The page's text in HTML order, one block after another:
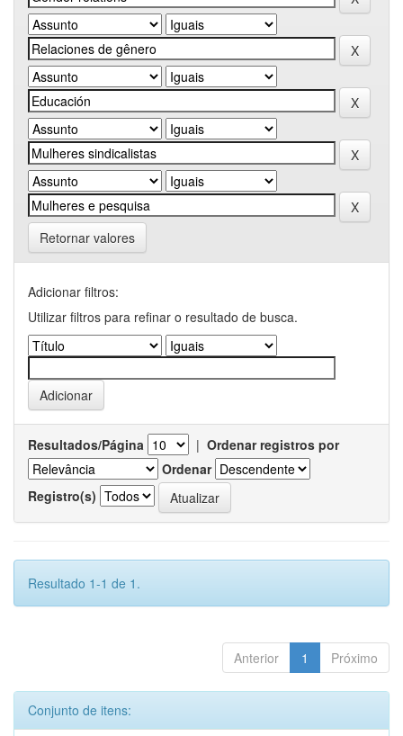
Retornar valores
Adicionar filtros:
Utilizar filtros para refinar o resultado de busca.
Resultados/Página | Ordenar registros por
Ordenar
Registro(s)
Resultado 1-1 de 1.
Anterior 1 Próximo
Conjunto de itens: